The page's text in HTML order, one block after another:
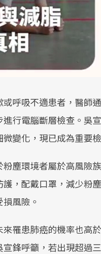
呼吸不適患者，醫師
行電腦斷層檢查。吳
變化，現已成為重要
塵環境者屬於高風險
，配戴口罩，減少粉
風險。
罹患肺癌的機率也高
鋒呼籲，若出現超過